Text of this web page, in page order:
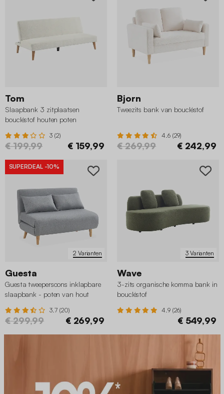
Tom
Slaapbank 3 zitplaatsen
boucléstof houten poten
3 (2)
€ 199,99 € 159,99
Bjorn
Tweezits bank van boucléstof
4.6 (29)
€ 269,99 € 242,99
2 Varianten
SUPERDEAL -10%
Guesta
Guesta tweepersoons inklapbare
slaapbank - poten van hout
3.7 (20)
€ 299,99 € 269,99
3 Varianten
Wave
3-zits organische komma bank in
boucléstof
4.9 (26)
€ 549,99